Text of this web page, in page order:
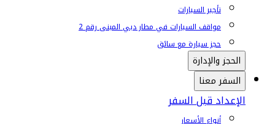
تأجير السيارات
مواقف السيارات في مطار دبي المبنى رقم 2
حجز سيارة مع سائق
الحجز والإدارة
السفر معنا
الإعداد قبل السفر
أنواع الأسعار